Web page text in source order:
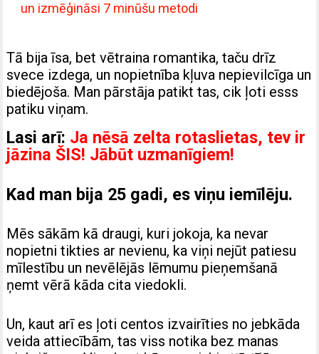
un izmēģināsi 7 minūšu metodi
Tā bija īsa, bet vētraina romantika, taču drīz
svece izdega, un nopietnība kļuva nepievilcīga un
biedējoša. Man pārstāja patikt tas, cik ļoti esss
patiku viņam.
Lasi arī: Ja nēsā zelta rotaslietas, tev ir
jāzina ŠIS! Jābūt uzmanīgiem!
Kad man bija 25 gadi, es viņu iemīlēju.
Mēs sākām kā draugi, kuri jokoja, ka nevar
nopietni tikties ar nevienu, ka viņi nejūt patiesu
mīlestību un nevēlējās lēmumu pieņemšanā
ņemt vērā kāda cita viedokli.
Un, kaut arī es ļoti centos izvairīties no jebkāda
veida attiecībām, tas viss notika bez manas